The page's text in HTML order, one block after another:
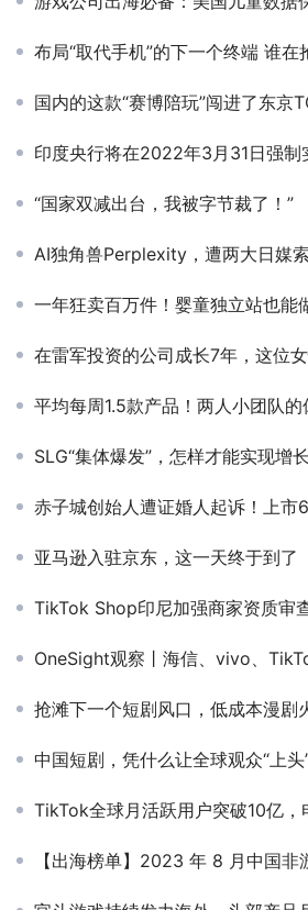
布局“取代手机”的下一个终端 谁在
国内的这款“赛博陪玩”闯进了东京
印度央行将在2022年3月31日强制实施打通各
“国家双减出台，我被字节裁了！”
AI独角兽Perplexity，遭两大日媒
一年狂卖百万件！婴童独立站也能
在雷军投资的公司成长7年，这位女性创始人拿
平均每周1.5款产品！两人小团队
SLG“集体爆发”，怎样才能实现增
赤子城创始人遭证婚人起诉！上市
亚马逊入驻京东，这一天终于到了
TikTok Shop印尼加强商家资质审查：商家六
OneSight观察丨海信、vivo、TikTok和支付宝，谁捧走了
抢滩下一个短剧风口，低成本漫剧
中国短剧，凭什么让全球观众“上头
TikTok全球月活跃用户突破10亿，电商业
【出海榜单】2023 年 8 月中国非游戏